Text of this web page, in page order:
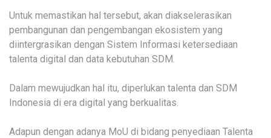
Untuk memastikan hal tersebut, akan diakselerasikan
pembangunan dan pengembangan ekosistem yang
diintergrasikan dengan Sistem Informasi ketersediaan
talenta digital dan data kebutuhan SDM.
Dalam mewujudkan hal itu, diperlukan talenta dan SDM
Indonesia di era digital yang berkualitas.
Adapun dengan adanya MoU di bidang penyediaan Talenta